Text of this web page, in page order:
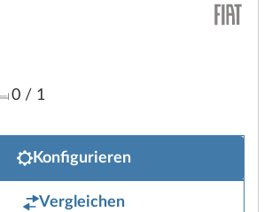
0/ 1
Konfigurieren
Vergleichen